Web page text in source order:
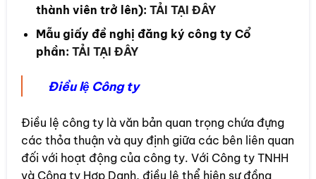
thành viên trở lên): TẢI TẠI ĐÂY
Mẫu giấy đề nghị đăng ký công ty Cổ
phần: TẢI TẠI ĐÂY
Điều lệ Công ty
Điều lệ công ty là văn bản quan trọng chứa đựng
các thỏa thuận và quy định giữa các bên liên quan
đối với hoạt động của công ty. Với Công ty TNHH
và Công ty Hợp Danh, điều lệ thể hiện sự đồng